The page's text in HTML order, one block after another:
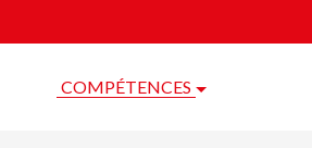
COMPÉTENCES